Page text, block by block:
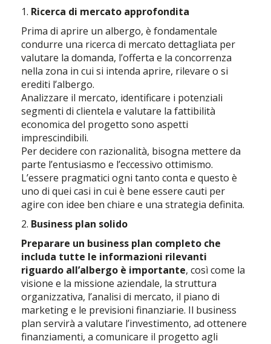
1. Ricerca di mercato approfondita
Prima di aprire un albergo, è fondamentale
condurre una ricerca di mercato dettagliata per
valutare la domanda, l’offerta e la concorrenza
nella zona in cui si intenda aprire, rilevare o si
erediti l’albergo.
Analizzare il mercato, identificare i potenziali
segmenti di clientela e valutare la fattibilità
economica del progetto sono aspetti
imprescindibili.
Per decidere con razionalità, bisogna mettere da
parte l’entusiasmo e l’eccessivo ottimismo.
L’essere pragmatici ogni tanto conta e questo è
uno di quei casi in cui è bene essere cauti per
agire con idee ben chiare e una strategia definita.
2. Business plan solido
Preparare un business plan completo che
includa tutte le informazioni rilevanti
riguardo all’albergo è importante, così come la
visione e la missione aziendale, la struttura
organizzativa, l’analisi di mercato, il piano di
marketing e le previsioni finanziarie. Il business
plan servirà a valutare l’investimento, ad ottenere
finanziamenti, a comunicare il progetto agli